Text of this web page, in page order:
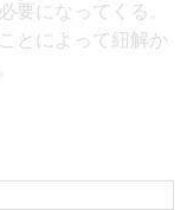
要になってくる。
とによって紐解か